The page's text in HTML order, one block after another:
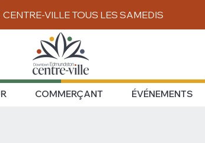
CENTRE-VILLE TOUS LES SAMEDIS
COMMERÇANT ÉVÉNEMENTS